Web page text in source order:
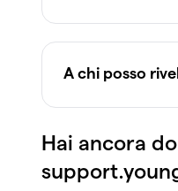
A chi posso
Hai ancora